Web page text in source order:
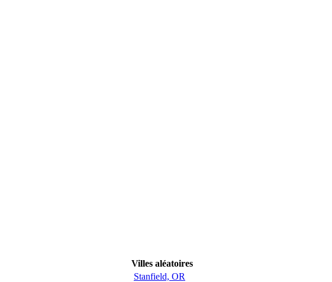
Villes aléatoires
Stanfield, OR